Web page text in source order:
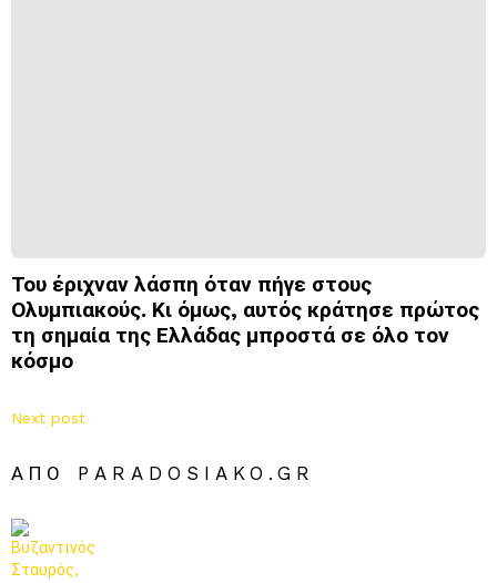
Του έριχναν λάσπη όταν πήγε στους
Ολυμπιακούς. Κι όμως, αυτός κράτησε πρώτος
τη σημαία της Ελλάδας μπροστά σε όλο τον
κόσμο
Next post
ΑΠΌ PARADOSIAKO.GR